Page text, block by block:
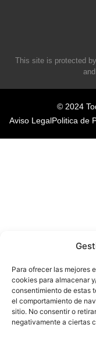
Para ofrecer las mejores
cookies para almacenar
consentimiento de estas
el comportamiento de
sitio. No consentir o
negativamente a ciertas
This site is protected
and
© 2024
Aviso LegalPolitica de